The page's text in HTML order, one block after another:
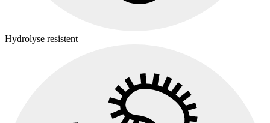
Hydrolyse resistent